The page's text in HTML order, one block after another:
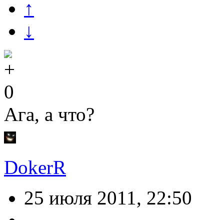
↑
↓
0
Ага, а что?
DokerR
25 июля 2011, 22:50